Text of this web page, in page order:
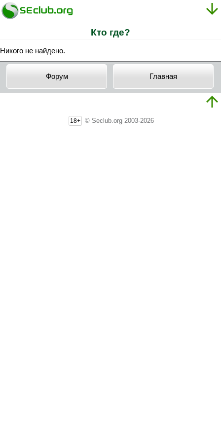
Кто где?
Никого не найдено.
Форум Главная
18+ © Seclub.org 2003-2026